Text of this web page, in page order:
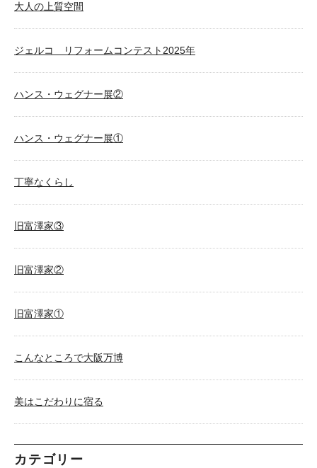
大人の上質空間
ジェルコ リフォームコンテスト2025年
ハンス・ウェグナー展②
ハンス・ウェグナー展①
丁寧なくらし
旧富澤家③
旧富澤家②
旧富澤家①
こんなところで大阪万博
美はこだわりに宿る
カテゴリー